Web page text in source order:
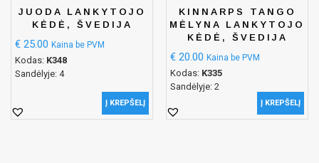
JUODA LANKYTOJO
KĖDĖ, ŠVEDIJA
€ 25.00 Kaina be PVM
Kodas: K348
Sandėlyje: 4
Į KREPŠELĮ
KINNARPS TANGO
MĖLYNA LANKYTOJO
KĖDĖ, ŠVEDIJA
€ 20.00 Kaina be PVM
Kodas: K335
Sandėlyje: 2
Į KREPŠELĮ